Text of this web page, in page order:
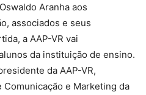
Aranha aos
associados e seus
a AAP-VR vai
da instituição de ensino.
da AAP-VR,
e Marketing da